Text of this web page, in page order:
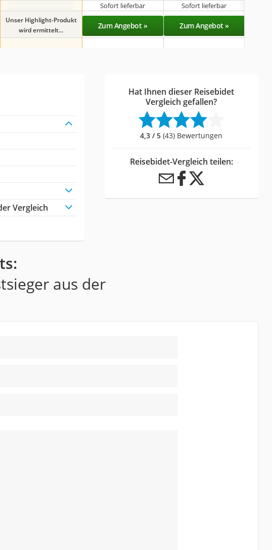
Sofort lieferbar Sofort lieferbar
Unser Highlight-Produkt
wird ermittelt...
Zum Angebot » Zum Angebot »
Vergleich
Hat Ihnen dieser Reisebidet
Vergleich gefallen?
4,3 / 5 (43) Bewertungen
Reisebidet-Vergleich teilen:
aus der